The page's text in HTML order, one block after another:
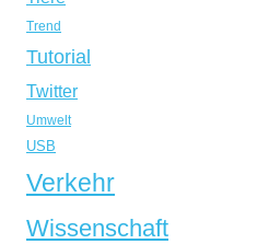
Trend
Tutorial
Twitter
Umwelt
USB
Verkehr
Wissenschaft